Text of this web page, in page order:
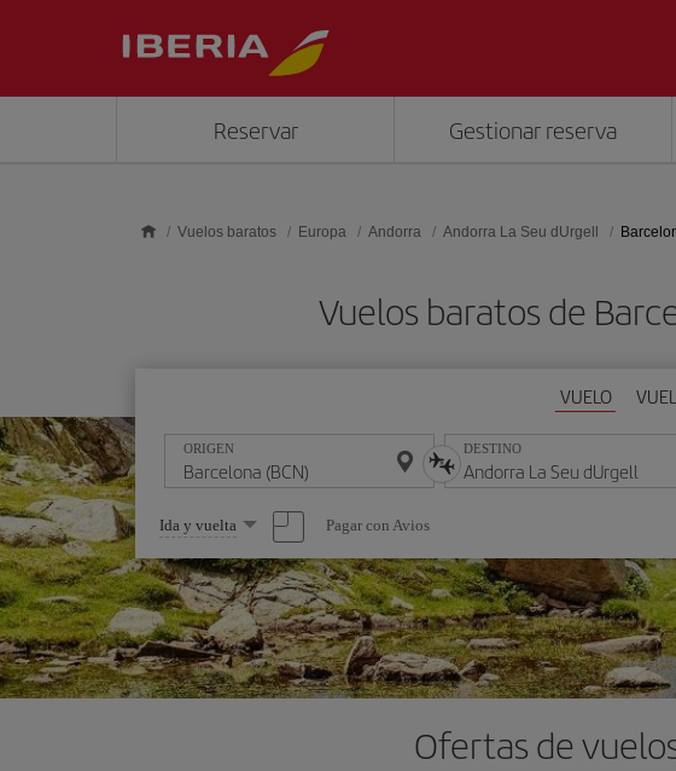
Reservar Gestionar reserva
Vuelos baratos Europa Andorra Andorra La Seu dUrgell
Vuelos baratos de
VUELO
ORIGEN DESTINO
Seleccione
una
opción
Ida y vuelta Pagar con Avios
Ofertas de